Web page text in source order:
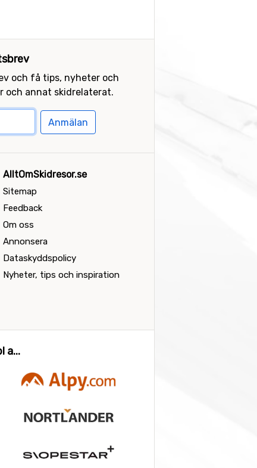
och få tips, nyheter och
och annat skidrelaterat.
Anmälan
AlltOmSkidresor.se
Sitemap
Feedback
Om oss
Annonsera
Dataskyddspolicy
Nyheter, tips och inspiration
a...